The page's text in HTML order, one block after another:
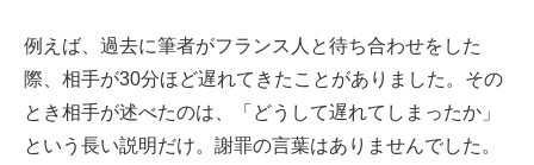
例えば、過去に筆者がフランス人と待ち合わせをした
際、相手が30分ほど遅れてきたことがありました。その
とき相手が述べたのは、「どうして遅れてしまったか」
という長い説明だけ。謝罪の言葉はありませんでした。